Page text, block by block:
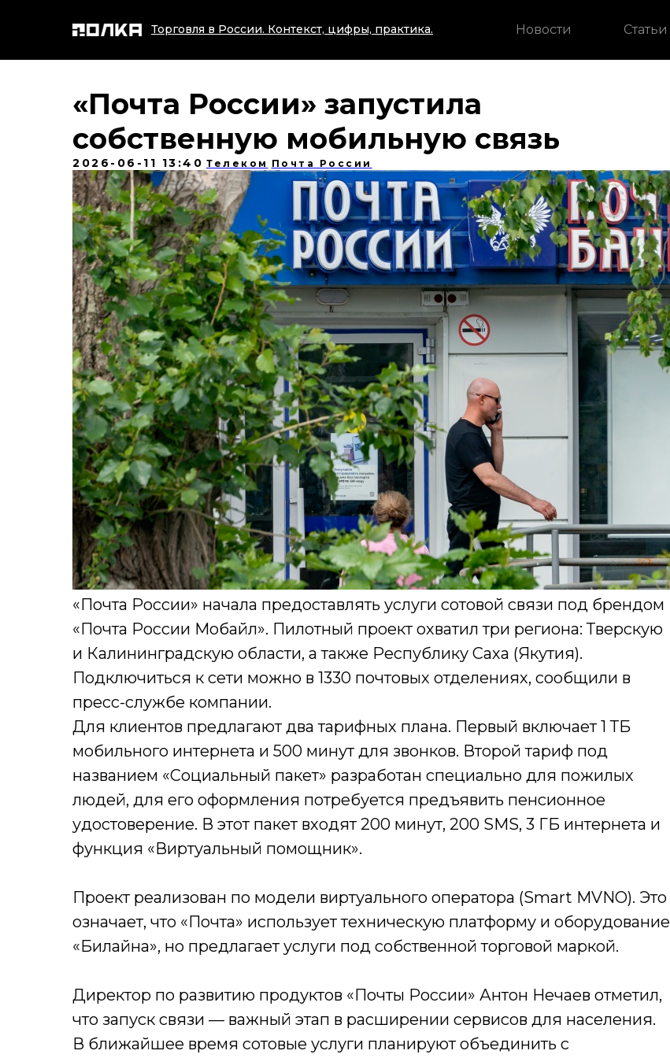
Новости Статьи
Торговля в России. Контекст, цифры, практика.
«Почта России» запустила
собственную мобильную связь
2026-06-11 13:40 Телеком Почта России
«Почта России» начала предоставлять услуги сотовой связи под брендом
«Почта России Мобайл». Пилотный проект охватил три региона: Тверскую
и Калининградскую области, а также Республику Саха (Якутия).
Подключиться к сети можно в 1330 почтовых отделениях, сообщили в
пресс-службе компании.
Для клиентов предлагают два тарифных плана. Первый включает 1 ТБ
мобильного интернета и 500 минут для звонков. Второй тариф под
названием «Социальный пакет» разработан специально для пожилых
людей, для его оформления потребуется предъявить пенсионное
удостоверение. В этот пакет входят 200 минут, 200 SMS, 3 ГБ интернета и
функция «Виртуальный помощник».
Проект реализован по модели виртуального оператора (Smart MVNO). Это
означает, что «Почта» использует техническую платформу и оборудование
«Билайна», но предлагает услуги под собственной торговой маркой.
Директор по развитию продуктов «Почты России» Антон Нечаев отметил,
что запуск связи — важный этап в расширении сервисов для населения.
В ближайшее время сотовые услуги планируют объединить с